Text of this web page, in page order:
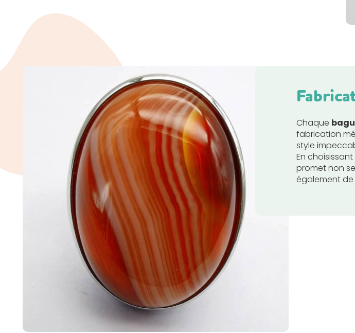
Chaque
fabrication
style
En
promet non
également de